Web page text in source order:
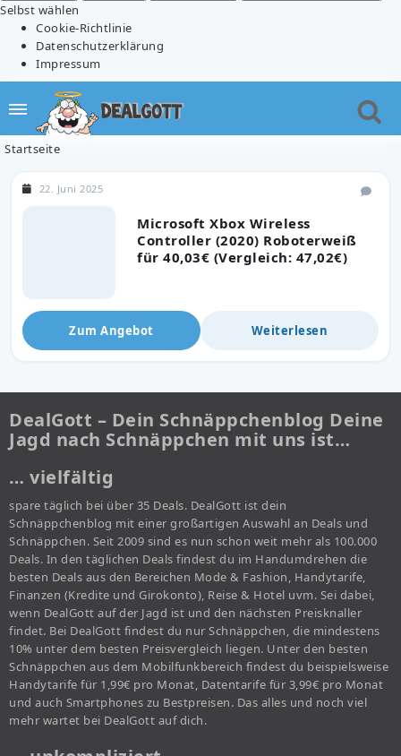
Selbst wählen
Cookie-Richtlinie
Datenschutzerklärung
Impressum
Startseite
Microsoft Xbox Wireless
Controller (2020) Roboterweiß
für 40,03€ (Vergleich: 47,02€)
22. Juni 2025
Zum Angebot Weiterlesen
DealGott – Dein Schnäppchenblog Deine
Jagd nach Schnäppchen mit uns ist…
… vielfältig
spare täglich bei über 35 Deals. DealGott ist dein
Schnäppchenblog mit einer großartigen Auswahl an Deals und
Schnäppchen. Seit 2009 sind es nun schon weit mehr als 100.000
Deals. In den täglichen Deals findest du im Handumdrehen die
besten Deals aus den Bereichen Mode & Fashion, Handytarife,
Finanzen (Kredite und Girokonto), Reise & Hotel uvm. Sei dabei,
wenn DealGott auf der Jagd ist und den nächsten Preisknaller
findet. Bei DealGott findest du nur Schnäppchen, die mindestens
10% unter dem besten Preisvergleich liegen. Unter den besten
Schnäppchen aus dem Mobilfunkbereich findest du beispielsweise
Handytarife für 1,99€ pro Monat, Datentarife für 3,99€ pro Monat
und auch Smartphones zu Bestpreisen. Das alles und noch viel
mehr wartet bei DealGott auf dich.